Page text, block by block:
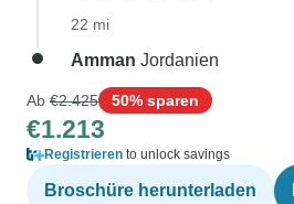
22 mi
Amman Jordanien
Ab €2.425 50% sparen
€1.213
Registrieren to unlock savings
Broschüre herunterladen